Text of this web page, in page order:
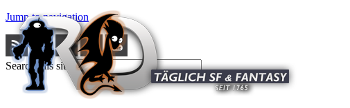
Jump to navigation
Search this site